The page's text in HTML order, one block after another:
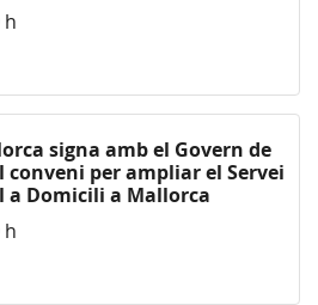
h
signa amb el Govern de
conveni per ampliar el Servei
a Domicili a Mallorca
h